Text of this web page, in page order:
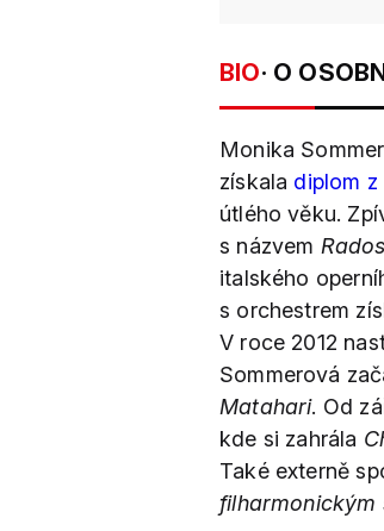
BIO· O
Monika
získala diplom
útlého věku.
s názvem
italského
s orchestrem
V roce 2012
Sommerová
Matahari. Od
kde si zahrála
Také externě
filharmonickým